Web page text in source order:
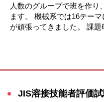
人数のグループで班を作り
ます。 機械系では16テー
が頑張ってきました。 課題
JIS溶接技能者評価